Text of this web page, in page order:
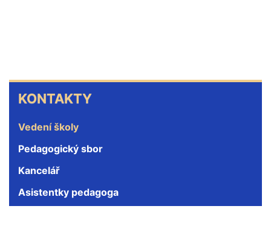
KONTAKTY
KONTAKTY
Vedení školy
Pedagogický sbor
Kancelář
Asistentky pedagoga